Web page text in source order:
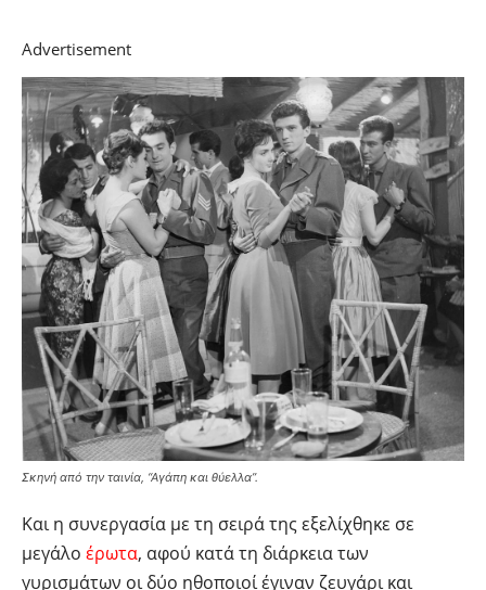
Advertisement
Σκηνή από την ταινία, “Αγάπη και θύελλα”.
Και η συνεργασία με τη σειρά της εξελίχθηκε σε
μεγάλο έρωτα, αφού κατά τη διάρκεια των
γυρισμάτων οι δύο ηθοποιοί έγιναν ζευγάρι και